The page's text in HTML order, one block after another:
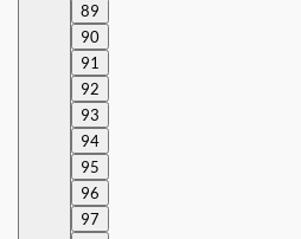
89
90
91
92
93
94
95
96
97